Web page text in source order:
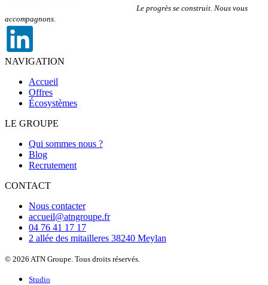
Le progrès se construit. Nous vous
accompagnons.
NAVIGATION
Accueil
Offres
Écosystèmes
LE GROUPE
Qui sommes nous ?
Blog
Recrutement
CONTACT
Nous contacter
accueil@atngroupe.fr
04 76 41 17 17
2 allée des mitailleres 38240 Meylan
© 2026 ATN Groupe. Tous droits réservés.
Studio